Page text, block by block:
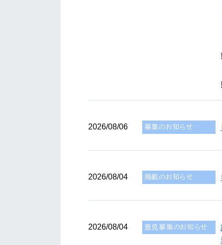
2026/08/06 募集のお知らせ
2026/08/04 掲載のお知らせ
2026/08/04 意見募集のお知らせ